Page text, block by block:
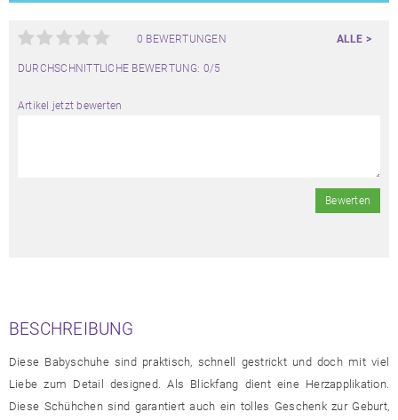
0 BEWERTUNGEN ALLE >
DURCHSCHNITTLICHE BEWERTUNG: 0/5
Artikel jetzt bewerten
Bewerten
BESCHREIBUNG
Diese Babyschuhe sind praktisch, schnell gestrickt und doch mit viel
Liebe zum Detail designed. Als Blickfang dient eine Herzapplikation.
Diese Schühchen sind garantiert auch ein tolles Geschenk zur Geburt,